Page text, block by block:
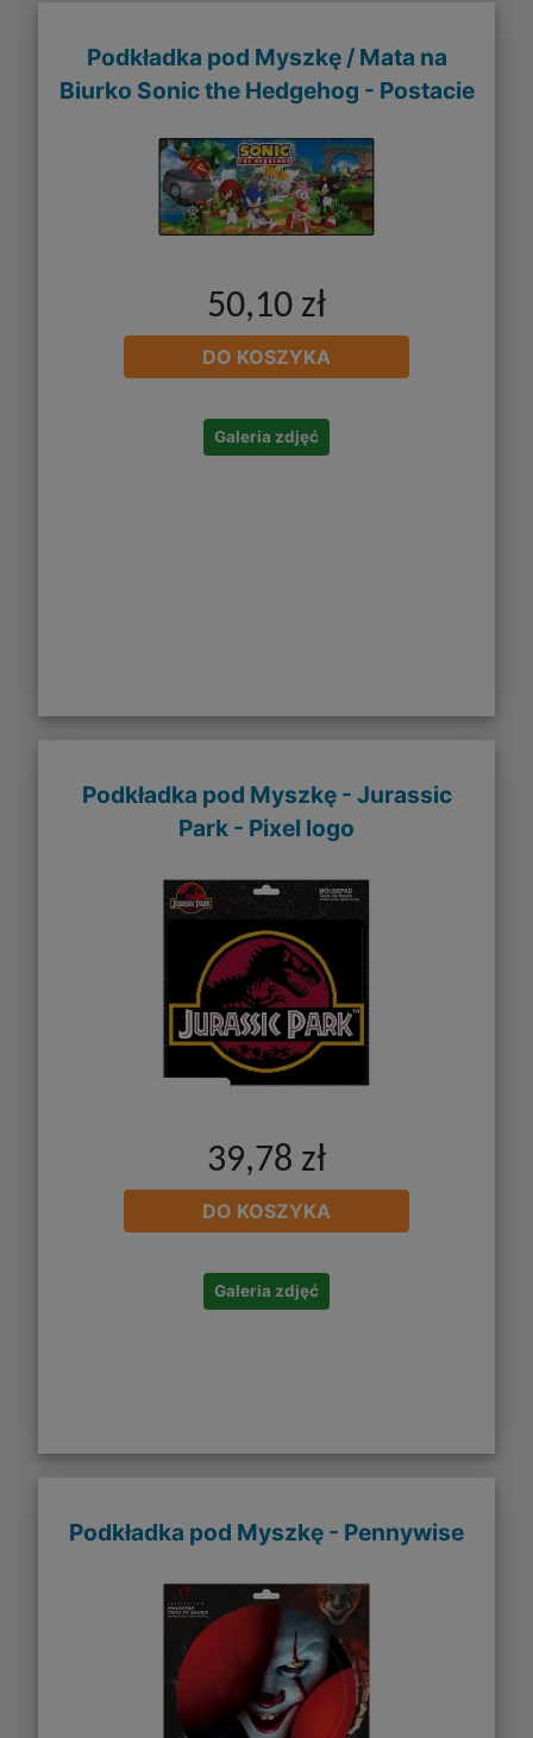
Podkładka pod Myszkę / Mata na
Biurko Sonic the Hedgehog - Postacie
50,10 zł
DO KOSZYKA
Galeria zdjęć
Podkładka pod Myszkę - Jurassic
Park - Pixel logo
39,78 zł
DO KOSZYKA
Galeria zdjęć
Podkładka pod Myszkę - Pennywise